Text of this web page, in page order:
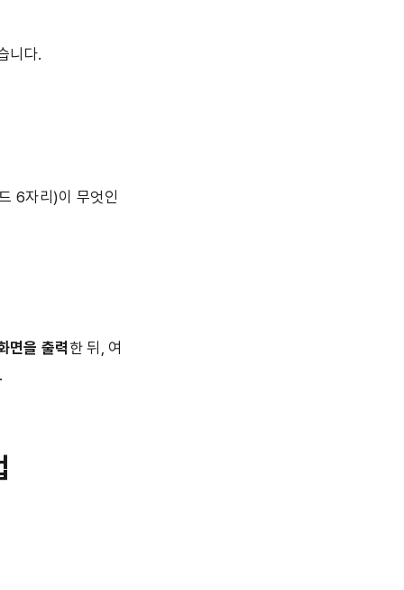
니다.
6자리)이 무엇인
면을 출력한 뒤, 여